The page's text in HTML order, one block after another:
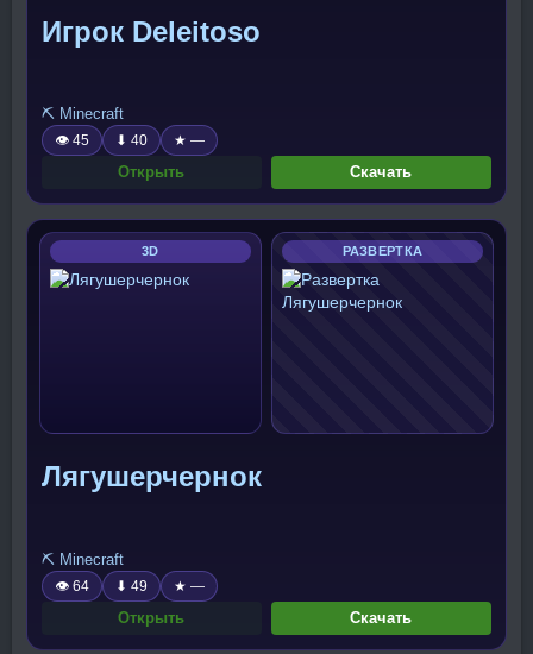
Игрок Deleitoso
⛏️ Minecraft
👁 45 ⬇ 40 ★ —
Открыть Скачать
3D РАЗВЕРТКА
Лягушерчернок
⛏️ Minecraft
👁 64 ⬇ 49 ★ —
Открыть Скачать